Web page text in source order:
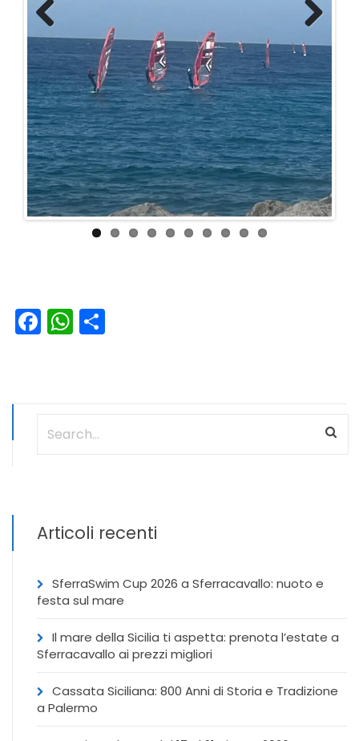
Previous
Facebook
WhatsApp
Articoli recenti
SferraSwim Cup 2026 a Sferracavallo: nuoto e
festa sul mare
Il mare della Sicilia ti aspetta: prenota l’estate a
Sferracavallo ai prezzi migliori
Cassata Siciliana: 800 Anni di Storia e Tradizione
a Palermo